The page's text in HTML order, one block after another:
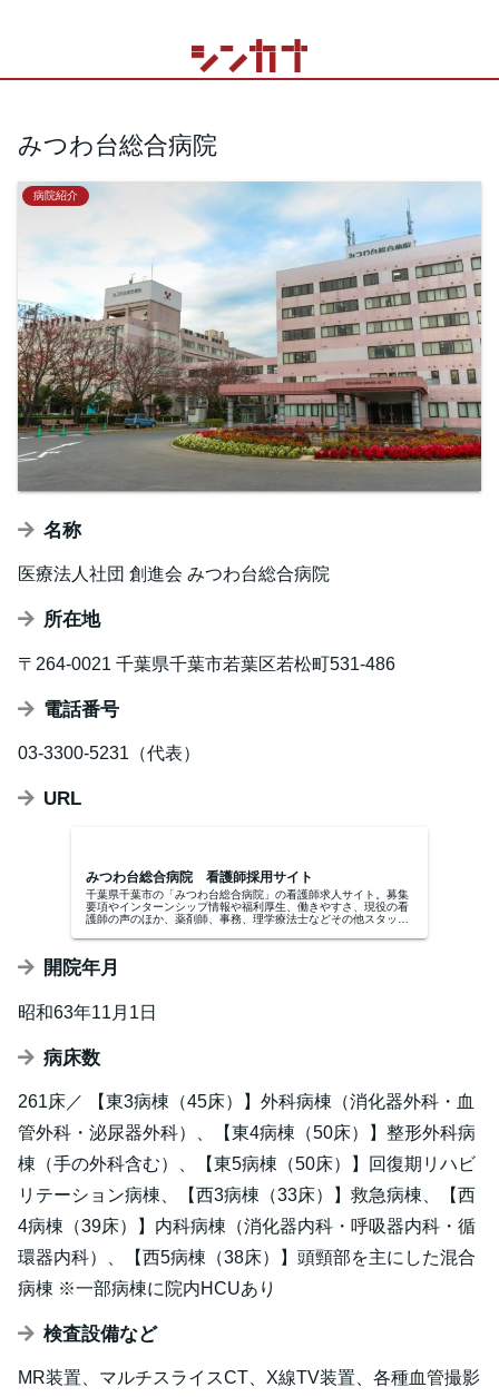
みつわ台総合病院
病院紹介
名称
医療法人社団 創進会 みつわ台総合病院
所在地
〒264-0021 千葉県千葉市若葉区若松町531-486
電話番号
03-3300-5231（代表）
URL
みつわ台総合病院 看護師採用サイト
千葉県千葉市の「みつわ台総合病院」の看護師求人サイト。募集
要項やインターンシップ情報や福利厚生、働きやすさ、現役の看
護師の声のほか、薬剤師、事務、理学療法士などその他スタッフ
開院年月
昭和63年11月1日
病床数
261床／ 【東3病棟（45床）】外科病棟（消化器外科・血
管外科・泌尿器外科）、【東4病棟（50床）】整形外科病
棟（手の外科含む）、【東5病棟（50床）】回復期リハビ
リテーション病棟、【西3病棟（33床）】救急病棟、【西
4病棟（39床）】内科病棟（消化器内科・呼吸器内科・循
環器内科）、【西5病棟（38床）】頭頸部を主にした混合
病棟 ※一部病棟に院内HCUあり
検査設備など
MR装置、マルチスライスCT、X線TV装置、各種血管撮影